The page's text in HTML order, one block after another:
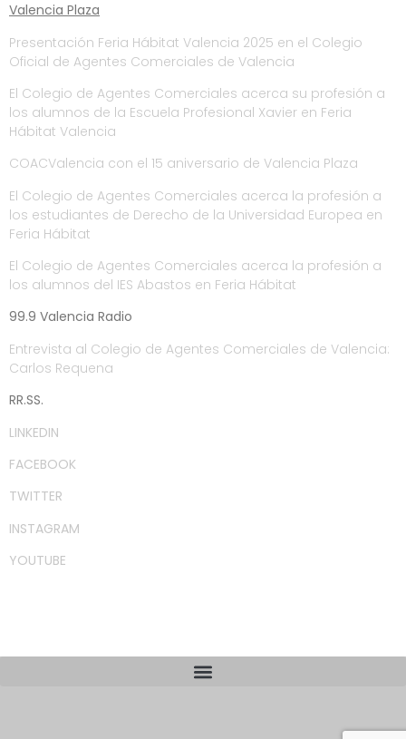
Valencia Plaza
Presentación Feria Hábitat Valencia 2025 en el Colegio
Oficial de Agentes Comerciales de Valencia
El Colegio de Agentes Comerciales acerca su profesión a
los alumnos de la Escuela Profesional Xavier en Feria
Hábitat Valencia
COACValencia con el 15 aniversario de Valencia Plaza
El Colegio de Agentes Comerciales acerca la profesión a
los estudiantes de Derecho de la Universidad Europea en
Feria Hábitat
El Colegio de Agentes Comerciales acerca la profesión a
los alumnos del IES Abastos en Feria Hábitat
99.9 Valencia Radio
Entrevista al Colegio de Agentes Comerciales de Valencia:
Carlos Requena
RR.SS.
LINKEDIN
FACEBOOK
TWITTER
INSTAGRAM
YOUTUBE